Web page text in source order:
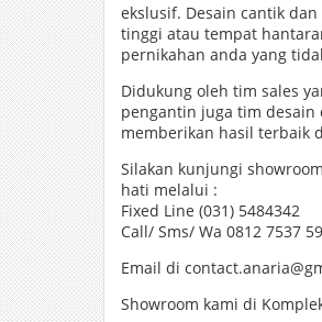
ekslusif. Desain cantik
tinggi atau tempat
pernikahan anda yang
Didukung oleh tim sales
pengantin juga tim desain
memberikan hasil terbaik
Silakan kunjungi
hati melalui :
Fixed Line (031) 5484342
Call/ Sms/ Wa 0812 7537
Email di
Showroom kami di